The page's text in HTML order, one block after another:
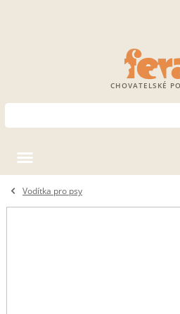
CHOVATELSKÉ
Vodítka pro psy